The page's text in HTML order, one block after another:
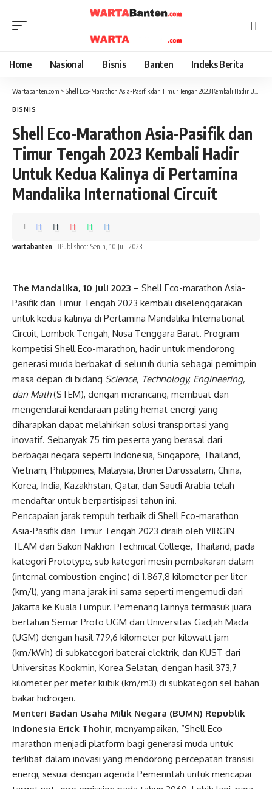
Home Nasional Bisnis Banten Indeks Berita
Wartabanten.com > Shell Eco-Marathon Asia-Pasifik dan Timur Tengah 2023 Kembali Hadir Untuk Kedua Kalinya di Pertamina Mandalika International Circuit
BISNIS
Shell Eco-Marathon Asia-Pasifik dan
Timur Tengah 2023 Kembali Hadir
Untuk Kedua Kalinya di Pertamina
Mandalika International Circuit
wartabanten Published: Senin, 10 Juli 2023
The Mandalika, 10 Juli 2023 – Shell Eco-marathon Asia-
Pasifik dan Timur Tengah 2023 kembali diselenggarakan
untuk kedua kalinya di Pertamina Mandalika International
Circuit, Lombok Tengah, Nusa Tenggara Barat. Program
kompetisi Shell Eco-marathon, hadir untuk mendorong
generasi muda berbakat di seluruh dunia sebagai pemimpin
masa depan di bidang Science, Technology, Engineering,
dan Math(STEM), dengan merancang, membuat dan
mengendarai kendaraan paling hemat energi yang
diharapkan dapat melahirkan solusi transportasi yang
inovatif. Sebanyak 75 tim peserta yang berasal dari
berbagai negara seperti Indonesia, Singapore, Thailand,
Vietnam, Philippines, Malaysia, Brunei Darussalam, China,
Korea, India, Kazakhstan, Qatar, dan Saudi Arabia telah
mendaftar untuk berpartisipasi tahun ini.
Pencapaian jarak tempuh terbaik di Shell Eco-marathon
Asia-Pasifik dan Timur Tengah 2023 diraih oleh VIRGIN
TEAM dari Sakon Nakhon Technical College, Thailand, pada
kategori Prototype, sub kategori mesin pembakaran dalam
(internal combustion engine) di 1.867,8 kilometer per liter
(km/l), yang mana jarak ini sama seperti mengemudi dari
Jakarta ke Kuala Lumpur. Pemenang lainnya termasuk juara
bertahan Semar Proto UGM dari Universitas Gadjah Mada
(UGM) dengan hasil 779,6 kilometer per kilowatt jam
(km/kWh) di subkategori baterai elektrik, dan KUST dari
Universitas Kookmin, Korea Selatan, dengan hasil 373,7
kilometer per meter kubik (km/m3) di subkategori sel bahan
bakar hidrogen.
Menteri Badan Usaha Milik Negara (BUMN) Republik
Indonesia Erick Thohir, menyampaikan, “Shell Eco-
marathon menjadi platform bagi generasi muda untuk
terlibat dalam inovasi yang mendorong percepatan transisi
energi, sesuai dengan agenda Pemerintah untuk mencapai